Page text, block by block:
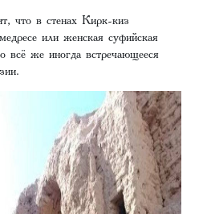
что в стенах Кирк-киз
или женская суфийская
же иногда встречающееся